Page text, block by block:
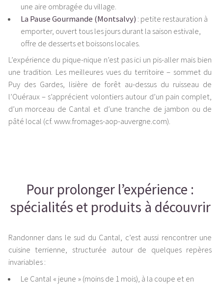
une aire ombragée du village.
La Pause Gourmande (Montsalvy) : petite restauration à
emporter, ouvert tous les jours durant la saison estivale,
offre de desserts et boissons locales.
L’expérience du pique-nique n’est pas ici un pis-aller mais bien
une tradition. Les meilleures vues du territoire – sommet du
Puy des Gardes, lisière de forêt au-dessus du ruisseau de
l’Ouéraux – s’apprécient volontiers autour d’un pain complet,
d’un morceau de Cantal et d’une tranche de jambon ou de
pâté local (cf. www.fromages-aop-auvergne.com).
Pour prolonger l’expérience :
spécialités et produits à découvrir
Randonner dans le sud du Cantal, c’est aussi rencontrer une
cuisine terrienne, structurée autour de quelques repères
invariables :
Le Cantal « jeune » (moins de 1 mois), à la coupe et en